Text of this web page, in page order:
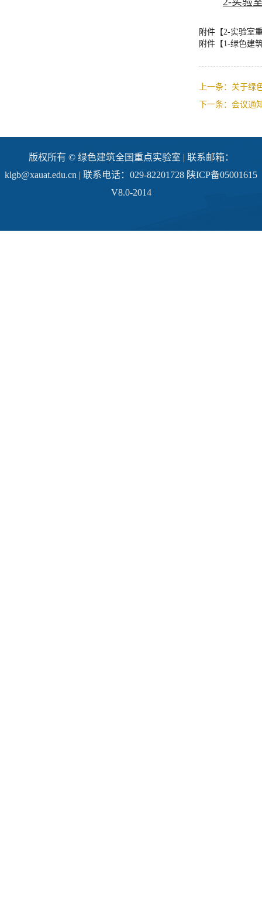
附件【2-实验室
附件【1-绿色建
上一条：关于绿
下一条：会议通
版权所有 © 绿色建筑全国重点实验室 | 联系邮箱：
klgb@xauat.edu.cn | 联系电话：029-82201728 陕ICP备05001615
V8.0-2014